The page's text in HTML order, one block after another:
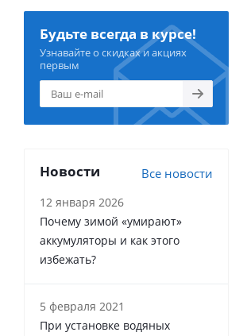
Будьте всегда в курсе!
Узнавайте о скидках и акциях
первым
Новости Все новости
12 января 2026
Почему зимой «умирают»
аккумуляторы и как этого
избежать?
5 февраля 2021
При установке водяных